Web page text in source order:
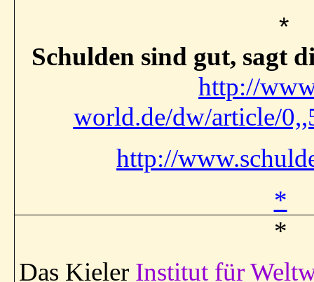
*
Schulden sind gut, sagt
http://
world.de/dw/article/
http://
*
*
Das Kieler Institut für